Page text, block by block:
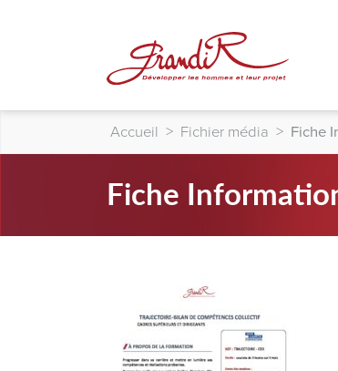
Accueil > Fichier média > Fiche
Fiche